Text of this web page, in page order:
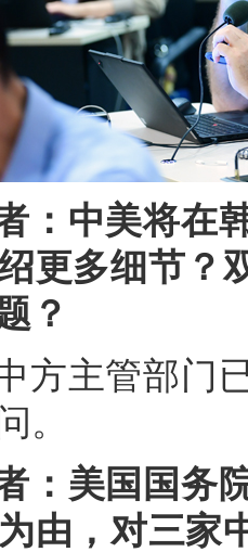
：中美将在
更多细节？
？
方主管部门
。
：美国国务
由，对三家